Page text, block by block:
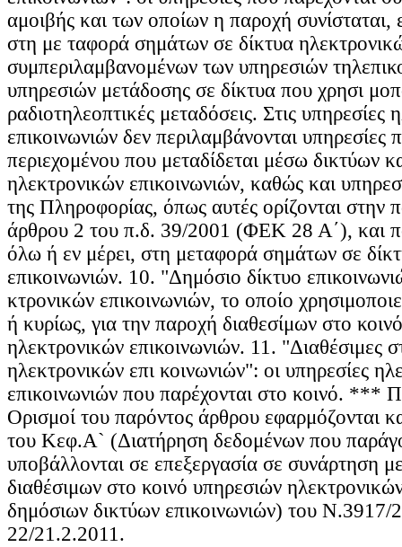
αμοιβής και των οποίων η παροχή συνίσταται,
στη με ταφορά σημάτων σε δίκτυα
συμπεριλαμβανομένων των υπηρεσιών
υπηρεσιών μετάδοσης σε δίκτυα που χρησι
ραδιοτηλεοπτικές μεταδόσεις. Στις υπηρεσίες
επικοινωνιών δεν περιλαμβάνονται υπηρεσίες
περιεχομένου που μεταδίδεται μέσω δικτύων
ηλεκτρονικών επικοινωνιών, καθώς και
της Πληροφορίας, όπως αυτές ορίζονται στην
άρθρου 2 του π.δ. 39/2001 (ΦΕΚ 28 Α΄), και
όλω ή εν μέρει, στη μεταφορά σημάτων σε
επικοινωνιών. 10. "Δημόσιο δίκτυο
κτρονικών επικοινωνιών, το οποίο
ή κυρίως, για την παροχή διαθεσίμων στο
ηλεκτρονικών επικοινωνιών. 11. "Διαθέσιμες
ηλεκτρονικών επι κοινωνιών": oι υπηρεσίες
επικοινωνιών που παρέχονται στο κοινό.
Ορισμοί του παρόντος άρθρου εφαρμόζονται
του Κεφ.Α` (Διατήρηση δεδομένων που
υποβάλλονται σε επεξεργασία σε συνάρτηση
διαθέσιμων στο κοινό υπηρεσιών
δημόσιων δικτύων επικοινωνιών) του
22/21.2.2011.